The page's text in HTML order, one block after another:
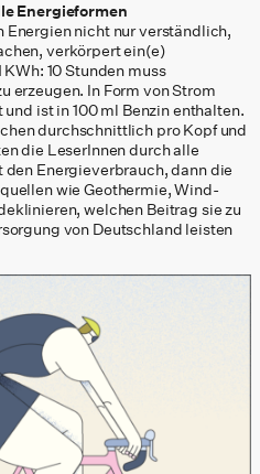
Energieformen
Energien nicht nur verständlich,
verkörpert ein(e)
10 Stunden muss
erzeugen. In Form von Strom
ist in 100 ml Benzin enthalten.
durchschnittlich pro Kopf und
die LeserInnen durch alle
Energieverbrauch, dann die
wie Geothermie, Wind-
welchen Beitrag sie zu
von Deutschland leisten